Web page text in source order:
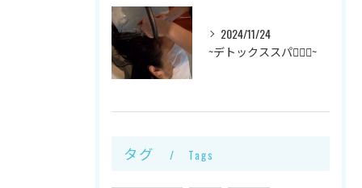
2024/11/24
~デトックススパ💆🏻‍♀️~
タグ Tags